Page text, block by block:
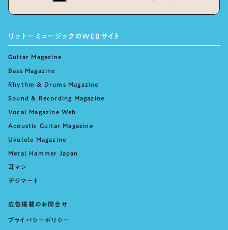
リットーミュージックのWEBサイト
Guitar Magazine
Bass Magazine
Rhythm & Drums Magazine
Sound & Recording Magazine
Vocal Magazine Web
Acoustic Guitar Magazine
Ukulele Magazine
Metal Hammer Japan
耳マン
デジマート
広告掲載のお問合せ
プライバシーポリシー